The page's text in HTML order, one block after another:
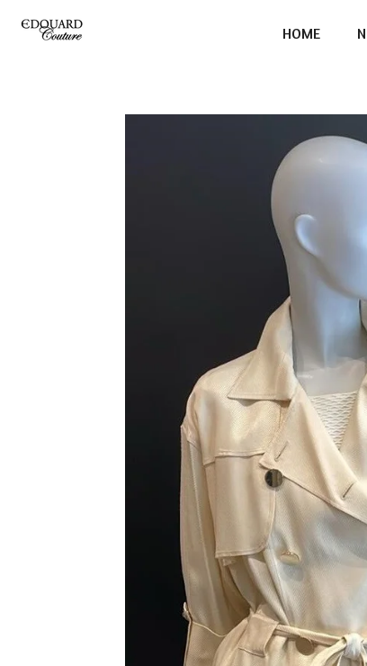
Ga
direct
HOME